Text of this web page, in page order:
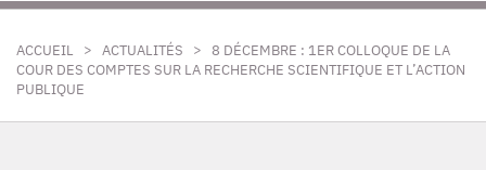
ACCUEIL > ACTUALITÉS > 8 DÉCEMBRE : 1ER COLLOQUE DE LA
COUR DES COMPTES SUR LA RECHERCHE SCIENTIFIQUE ET L’ACTION
PUBLIQUE